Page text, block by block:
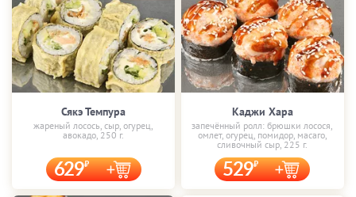
Сякэ Темпура
жареный лосось, сыр, огурец,
авокадо, 250 г.
629
Каджи Хара
запечённый ролл: брюшки лосося,
омлет, огурец, помидор, масаго,
сливочный сыр, 225 г.
529